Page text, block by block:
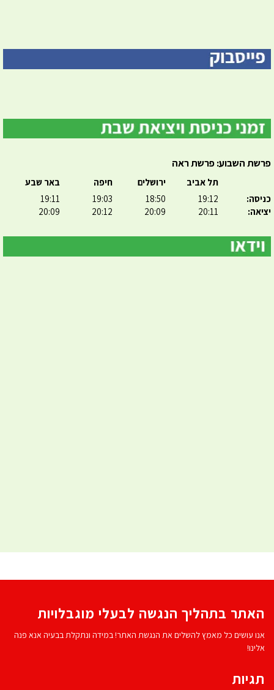
פרשת השבוע: פרשת ראה
כניסה:
יציאה:
תל אביב
19:12
20:11
ירושלים
18:50
20:09
חיפה
19:03
20:12
באר שבע
19:11
20:09
האתר בתהליך הנגשה לבעלי מוגבלויות
אנו עושים כל מאמץ להשלים את הנגשת האתר! במידה ונתקלת בבעיה אנא פנה
אלינו!
תגיות